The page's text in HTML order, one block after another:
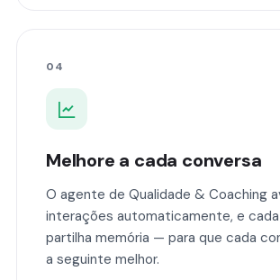
04
Melhore a cada conversa
O agente de Qualidade & Coaching
interações automaticamente, e
partilha memória — para que cada
a seguinte melhor.